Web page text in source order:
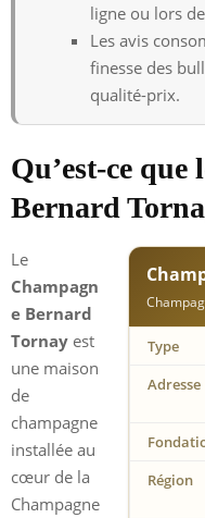
ligne ou lors
Les avis
finesse des
qualité-prix.
Qu’est-ce que
Bernard
Type
Adresse
Région
Le
Champagn
e Bernard
Tornay est
une maison
de
champagne
installée au
cœur de la
Champagne